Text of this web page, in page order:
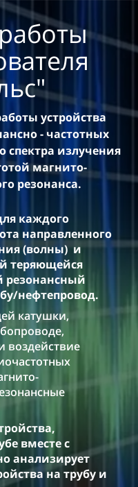
устройства
- частотных
спектра излучения
магнито-
резонанса.
каждого
направленного
(волны) и
теряющейся
нефтепровод.
катушки,
воздействие
вместе с
анализирует
на трубу и